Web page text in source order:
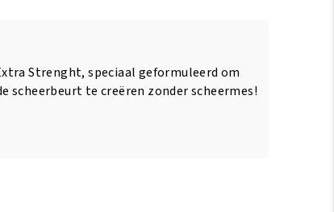
Strenght, speciaal geformuleerd om
scheerbeurt te creëren zonder scheermes!